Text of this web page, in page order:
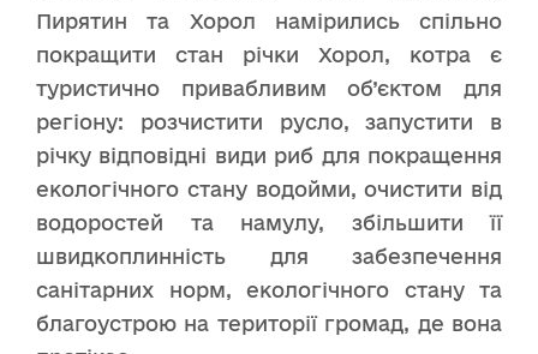
Пирятин та Хорол намірились спільно
покращити стан річки Хорол, котра є
туристично привабливим об’єктом для
регіону: розчистити русло, запустити в
річку відповідні види риб для покращення
екологічного стану водойми, очистити від
водоростей та намулу, збільшити її
швидкоплинність для забезпечення
санітарних норм, екологічного стану та
благоустрою на території громад, де вона